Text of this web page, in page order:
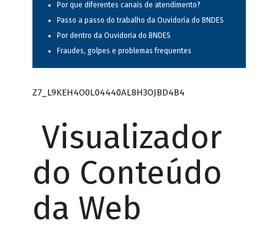
Por que diferentes canais de atendimento?
Passo a passo do trabalho da Ouvidoria do BNDES
Por dentro da Ouvidoria do BNDES
Fraudes, golpes e problemas frequentes
Z7_L9KEH4O0L04440AL8H3OJBD4B4
Visualizador
do Conteúdo
da Web